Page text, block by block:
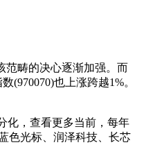
畴的决心逐渐加强。而
也上涨跨越1%。
化，查看更多当前，每年
色光标、润泽科技、长芯